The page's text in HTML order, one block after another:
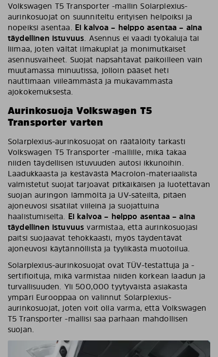
Volkswagen T5 Transporter -mallin Solarplexius-
aurinkosuojat on suunniteltu erityisen helpoiksi ja
nopeiksi asentaa. Ei kalvoa – helppo asentaa – aina
täydellinen istuvuus. Asennus ei vaadi työkaluja tai
liimaa, joten vältät ilmakuplat ja monimutkaiset
asennusvaiheet. Suojat napsahtavat paikoilleen vain
muutamassa minuutissa, jolloin pääset heti
nauttimaan viileämmästä ja mukavammasta
ajokokemuksesta.
Aurinkosuoja Volkswagen T5
Transporter varten
Solarplexius-aurinkosuojat on räätälöity tarkasti
Volkswagen T5 Transporter -mallille, mikä takaa
niiden täydellisen istuvuuden autosi ikkunoihin.
Laadukkaasta ja kestävästä Macrolon-materiaalista
valmistetut suojat tarjoavat pitkäikäisen ja luotettavan
suojan auringon lämmöltä ja UV-säteiltä, pitäen
ajoneuvosi sisätilat viileinä ja suojattuina
haalistumiselta. Ei kalvoa – helppo asentaa – aina
täydellinen istuvuus varmistaa, että aurinkosuojasi
paitsi suojaavat tehokkaasti, myös täydentävät
ajoneuvosi käytännöllistä ja tyylikästä muotoilua.
Solarplexius-aurinkosuojat ovat TÜV-testattuja ja -
sertifioituja, mikä varmistaa niiden korkean laadun ja
turvallisuuden. Yli 500,000 tyytyväistä asiakasta
ympäri Eurooppaa on valinnut Solarplexius-
aurinkosuojat, joten voit olla varma, että Volkswagen
T5 Transporter -mallisi saa parhaan mahdollisen
suojan.